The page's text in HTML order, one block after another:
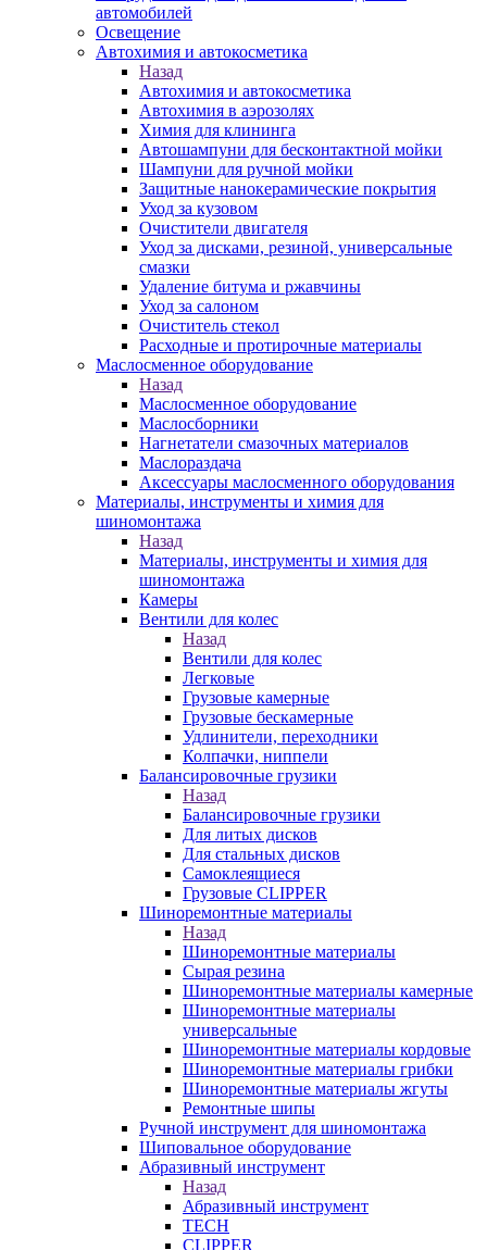
автомобилей
Освещение
Автохимия и автокосметика
Назад
Автохимия и автокосметика
Автохимия в аэрозолях
Химия для клининга
Автошампуни для бесконтактной мойки
Шампуни для ручной мойки
Защитные нанокерамические покрытия
Уход за кузовом
Очистители двигателя
Уход за дисками, резиной, универсальные
смазки
Удаление битума и ржавчины
Уход за салоном
Очиститель стекол
Расходные и протирочные материалы
Маслосменное оборудование
Назад
Маслосменное оборудование
Маслосборники
Нагнетатели смазочных материалов
Маслораздача
Аксессуары маслосменного оборудования
Материалы, инструменты и химия для
шиномонтажа
Назад
Материалы, инструменты и химия для
шиномонтажа
Камеры
Вентили для колес
Назад
Вентили для колес
Легковые
Грузовые камерные
Грузовые бескамерные
Удлинители, переходники
Колпачки, ниппели
Балансировочные грузики
Назад
Балансировочные грузики
Для литых дисков
Для стальных дисков
Самоклеящиеся
Грузовые CLIPPER
Шиноремонтные материалы
Назад
Шиноремонтные материалы
Сырая резина
Шиноремонтные материалы камерные
Шиноремонтные материалы
универсальные
Шиноремонтные материалы кордовые
Шиноремонтные материалы грибки
Шиноремонтные материалы жгуты
Ремонтные шипы
Ручной инструмент для шиномонтажа
Шиповальное оборудование
Абразивный инструмент
Назад
Абразивный инструмент
TECH
CLIPPER